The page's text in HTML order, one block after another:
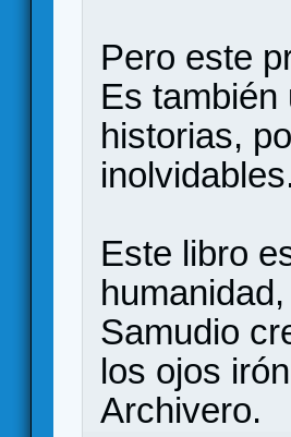
Pero este
Es también
historias,
Este libro
Samudio
los ojos
Archivero.